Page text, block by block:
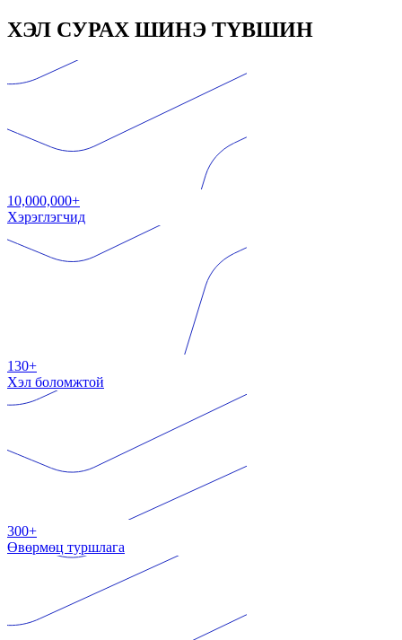
ХЭЛ СУРАХ ШИНЭ ТҮВШИН
10,000,000+
Хэрэглэгчид
130+
Хэл боломжтой
300+
Өвөрмөц туршлага